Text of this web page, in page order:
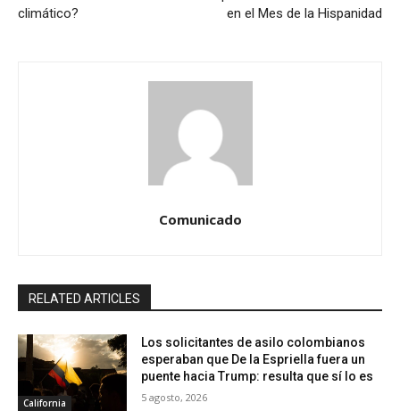
climático?
en el Mes de la Hispanidad
Comunicado
RELATED ARTICLES
California
Los solicitantes de asilo colombianos
esperaban que De la Espriella fuera un
puente hacia Trump: resulta que sí lo es
5 agosto, 2026